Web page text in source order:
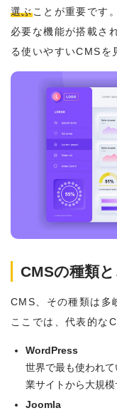
選ぶことが重要です。
必要な機能が搭載さ
る使いやすいCMSを
CMSの種類
CMS、その種類は多
ここでは、代表的な
WordPress
世界で最も使われ
業サイトから大規模
Joomla